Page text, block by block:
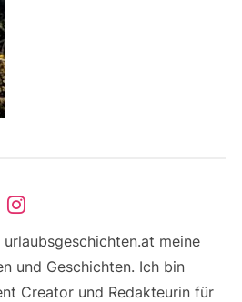
meine
und Geschichten. Ich bin
Creator und Redakteurin für